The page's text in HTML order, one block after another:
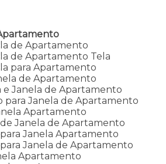
de Apartamento
de Apartamento Tela
para Apartamento
de Apartamento
e Janela de Apartamento
para Janela de Apartamento
Apartamento
Janela de Apartamento
Janela Apartamento
Janela de Apartamento
Apartamento